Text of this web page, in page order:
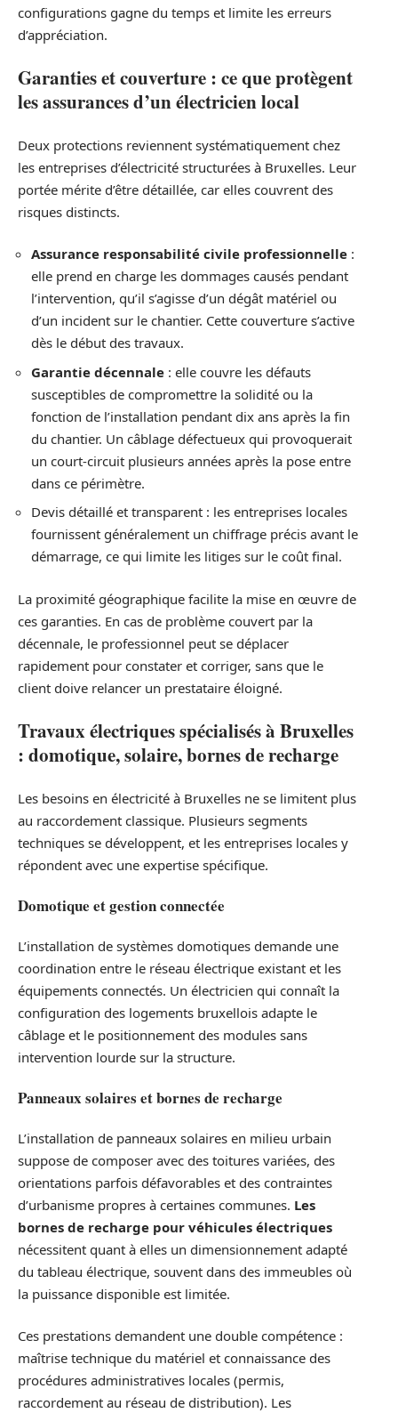
configurations gagne du temps et limite les erreurs
d’appréciation.
Garanties et couverture : ce que protègent
les assurances d’un électricien local
Deux protections reviennent systématiquement chez
les entreprises d’électricité structurées à Bruxelles. Leur
portée mérite d’être détaillée, car elles couvrent des
risques distincts.
Assurance responsabilité civile professionnelle :
elle prend en charge les dommages causés pendant
l’intervention, qu’il s’agisse d’un dégât matériel ou
d’un incident sur le chantier. Cette couverture s’active
dès le début des travaux.
Garantie décennale : elle couvre les défauts
susceptibles de compromettre la solidité ou la
fonction de l’installation pendant dix ans après la fin
du chantier. Un câblage défectueux qui provoquerait
un court-circuit plusieurs années après la pose entre
dans ce périmètre.
Devis détaillé et transparent : les entreprises locales
fournissent généralement un chiffrage précis avant le
démarrage, ce qui limite les litiges sur le coût final.
La proximité géographique facilite la mise en œuvre de
ces garanties. En cas de problème couvert par la
décennale, le professionnel peut se déplacer
rapidement pour constater et corriger, sans que le
client doive relancer un prestataire éloigné.
Travaux électriques spécialisés à Bruxelles
: domotique, solaire, bornes de recharge
Les besoins en électricité à Bruxelles ne se limitent plus
au raccordement classique. Plusieurs segments
techniques se développent, et les entreprises locales y
répondent avec une expertise spécifique.
Domotique et gestion connectée
L’installation de systèmes domotiques demande une
coordination entre le réseau électrique existant et les
équipements connectés. Un électricien qui connaît la
configuration des logements bruxellois adapte le
câblage et le positionnement des modules sans
intervention lourde sur la structure.
Panneaux solaires et bornes de recharge
L’installation de panneaux solaires en milieu urbain
suppose de composer avec des toitures variées, des
orientations parfois défavorables et des contraintes
d’urbanisme propres à certaines communes. Les
bornes de recharge pour véhicules électriques
nécessitent quant à elles un dimensionnement adapté
du tableau électrique, souvent dans des immeubles où
la puissance disponible est limitée.
Ces prestations demandent une double compétence :
maîtrise technique du matériel et connaissance des
procédures administratives locales (permis,
raccordement au réseau de distribution). Les